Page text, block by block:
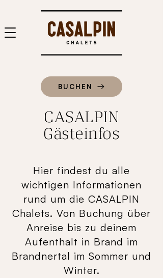
BUCHEN
CASALPIN
Gästeinfos
Hier findest du alle
wichtigen Informationen
rund um die CASALPIN
Chalets. Von Buchung über
Anreise bis zu deinem
Aufenthalt in Brand im
Brandnertal im Sommer und
Winter.